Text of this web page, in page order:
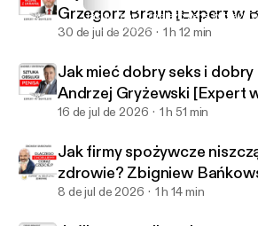
Jak w końcu znaleźć sens życia?
Maciej Wieczorek - Expert w Bentleyu
Grzegorz Braun [Expert w
30 de jul de 2026 1 h 12 min
Jak mieć dobry seks i dobry
Andrzej Gryżewski [Expert
16 de jul de 2026 1 h 51 min
Jak firmy spożywcze
zdrowie? Zbigniew
Oleszczuk
8 de jul de 2026 1 h 14 min